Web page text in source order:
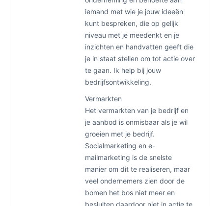
iemand met wie je jouw ideeën
kunt bespreken, die op gelijk
niveau met je meedenkt en je
inzichten en handvatten geeft die
je in staat stellen om tot actie over
te gaan. Ik help bij jouw
bedrijfsontwikkeling.
Vermarkten
Het vermarkten van je bedrijf en
je aanbod is onmisbaar als je wil
groeien met je bedrijf.
Socialmarketing en e-
mailmarketing is de snelste
manier om dit te realiseren, maar
veel ondernemers zien door de
bomen het bos niet meer en
besluiten daardoor niet in actie te